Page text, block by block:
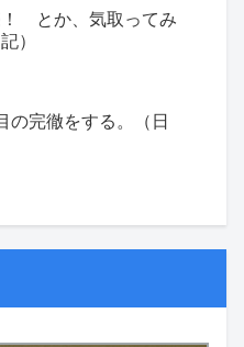
！ とか、気取ってみ
）
の完徹をする。（日